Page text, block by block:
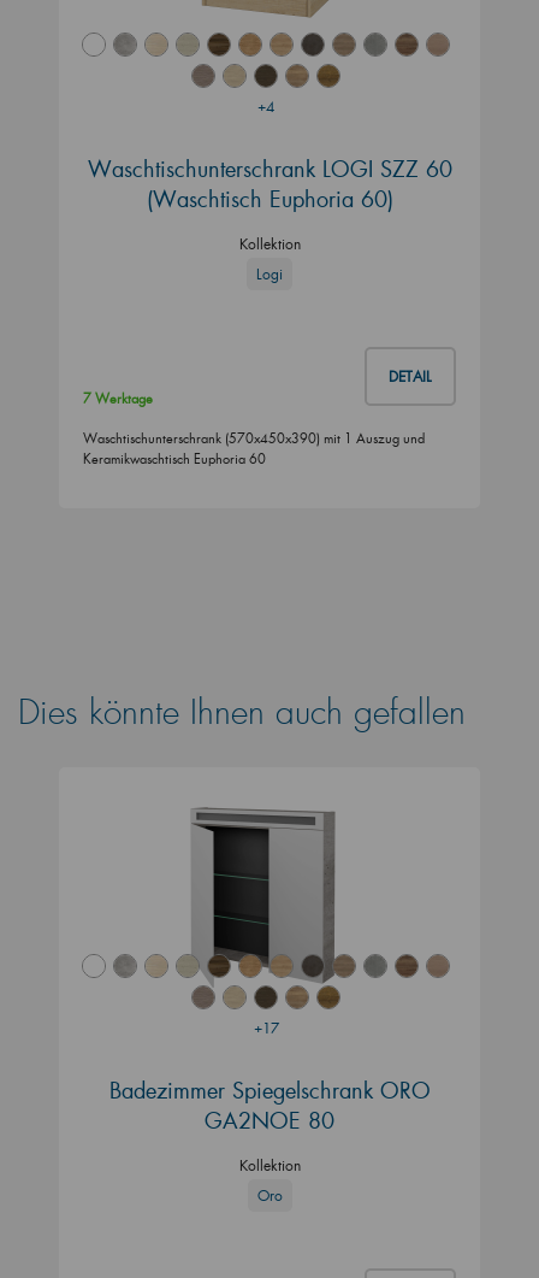
+4
Waschtischunterschrank LOGI SZZ 60
(Waschtisch Euphoria 60)
Kollektion
Logi
DETAIL
7 Werktage
Waschtischunterschrank (570x450x390) mit 1 Auszug und
Keramikwaschtisch Euphoria 60
Dies könnte Ihnen auch gefallen
+17
Badezimmer Spiegelschrank ORO
GA2NOE 80
Kollektion
Oro